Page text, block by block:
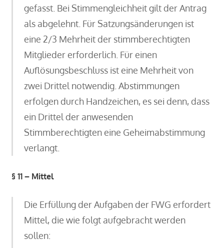
gefasst. Bei Stimmengleichheit gilt der Antrag
als abgelehnt. Für Satzungsänderungen ist
eine 2/3 Mehrheit der stimmberechtigten
Mitglieder erforderlich. Für einen
Auflösungsbeschluss ist eine Mehrheit von
zwei Drittel notwendig. Abstimmungen
erfolgen durch Handzeichen, es sei denn, dass
ein Drittel der anwesenden
Stimmberechtigten eine Geheimabstimmung
verlangt.
§ 11 – Mittel
Die Erfüllung der Aufgaben der FWG erfordert
Mittel, die wie folgt aufgebracht werden
sollen: